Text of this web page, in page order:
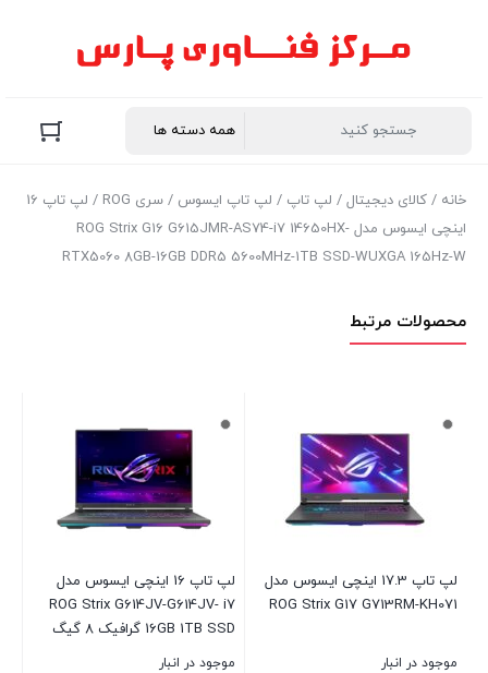
خانه / کالای دیجیتال / لپ تاپ / لپ تاپ ایسوس / سری ROG
/ لپ تاپ 16
اینچی ایسوس مدل ROG Strix G16 G615JMR-AS74-i7 14650HX-
RTX5060 8GB-16GB DDR5 5600MHz-1TB SSD-WUXGA 165Hz-W
محصولات مرتبط
لپ تاپ 17.3 اینچی ایسوس مدل
ROG Strix G17 G713RM-KH071
موجود در انبار
لپ تاپ 16 اینچی ایسوس مدل
ROG Strix G614JV-G614JV- i7
16GB 1TB SSD گرافیک 8 گیگ
RTX 4060
موجود در انبار